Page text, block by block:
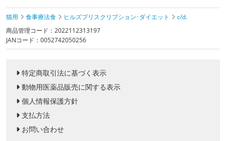
猫用 食事療法食 ヒルズプリスクリプション･ダイエット
c/d.
商品管理コード：2022112313197
JANコード：0052742050256
特定商取引法に基づく表示
動物用医薬品販売に関する表示
個人情報保護方針
支払方法
お問い合わせ